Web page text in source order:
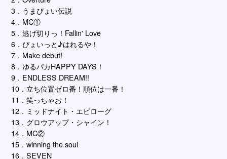
3．うまぴょい伝説
4．MC①
5．逃げ切りっ！Fallin' Love
6．ぴょいっと♪はれるや！
7．Make debut!
8．ゆるパカHAPPY DAYS！
9．ENDLESS DREAM!!
10．立ち位置ゼロ番！順位は一番！
11．笑っちゃお！
12．ミッドナイト・エピローグ
13．グロウアップ・シャイン！
14．MC②
15．winning the soul
16．SEVEN